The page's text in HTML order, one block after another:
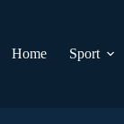
Home
Sport